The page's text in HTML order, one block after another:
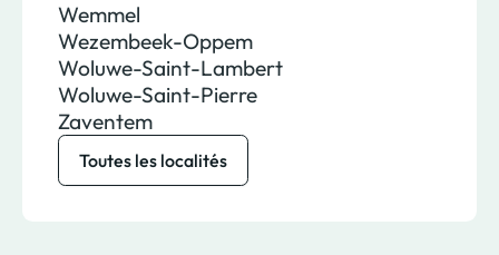
Wemmel
Wezembeek-Oppem
Woluwe-Saint-Lambert
Woluwe-Saint-Pierre
Zaventem
Toutes les localités